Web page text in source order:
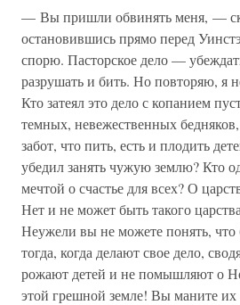
— Вы пришли обвинять меня, —
остановившись прямо перед
спорю. Пасторское дело —
разрушать и бить. Но повторяю, я
Кто затеял это дело с копанием
темных, невежественных
забот, что пить, есть и плодить
убедил занять чужую землю? Кто
мечтой о счастье для всех? О
Нет и не может быть такого
Неужели вы не можете понять, что
тогда, когда делают свое дело,
рожают детей и не помышляют о
этой грешной земле! Вы маните